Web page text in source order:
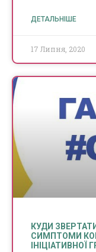
ДЕТАЛЬНІШЕ
17 Липня, 2020
КУДИ
СИМПТОМИ
ІНІЦІАТИВНОЇ